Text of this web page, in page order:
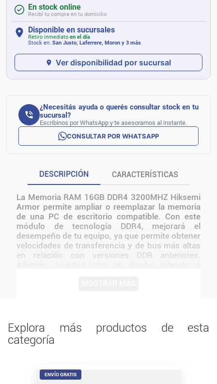
En stock online
Recibí tu compra en tu domicilio
Disponible en sucursales
Retiro inmediato en el día
Stock en: San Justo, Laferrere, Moron y 3 más
Ver disponibilidad por sucursal
¿Necesitás ayuda o querés consultar stock en tu
sucursal?
Escribinos por WhatsApp y te asesoramos al instante.
CONSULTAR POR WHATSAPP
DESCRIPCIÓN CARACTERÍSTICAS
La Memoria RAM 16GB DDR4 3200MHZ Hiksemi
Armor permite ampliar o reemplazar la memoria
de una PC de escritorio compatible. Con este
módulo de tecnología DDR4, mejorará el
desempeño de tu equipo, ya que permite obtener
velocidades de transferencia y de bus más altas
en relación con versiones DDR anteriores.
rendimiento o para gaming. Antes de instalarlo o
utilizarlo, conviene verificar medidas,
conexiones, alimentación y compatibilidad con el
Explora más productos de esta
categoría
ENVÍO GRATIS